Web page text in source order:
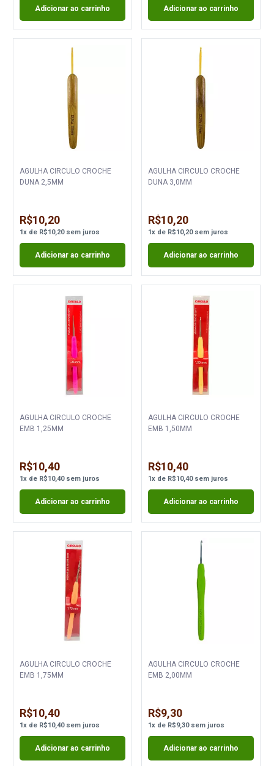
Adicionar ao carrinho Adicionar ao carrinho
AGULHA CIRCULO CROCHE
DUNA 2,5MM
R$10,20
1x de R$10,20sem juros
Adicionar ao carrinho
AGULHA CIRCULO CROCHE
DUNA 3,0MM
R$10,20
1xde R$10,20sem juros
Adicionar ao carrinho
AGULHA CIRCULO CROCHE
EMB 1,25MM
R$10,40
1x de R$10,40sem juros
Adicionar ao carrinho
AGULHA CIRCULO CROCHE
EMB 1,50MM
R$10,40
1xde R$10,40sem juros
Adicionar ao carrinho
AGULHA CIRCULO CROCHE
EMB 1,75MM
R$10,40
1x de R$10,40sem juros
Adicionar ao carrinho
AGULHA CIRCULO CROCHE
EMB 2,00MM
R$9,30
1xde R$9,30sem juros
Adicionar ao carrinho